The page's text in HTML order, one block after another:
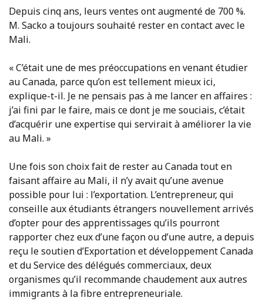
Depuis cinq ans, leurs ventes ont augmenté de 700 %.
M. Sacko a toujours souhaité rester en contact avec le
Mali.
« C’était une de mes préoccupations en venant étudier
au Canada, parce qu’on est tellement mieux ici,
explique-t-il. Je ne pensais pas à me lancer en affaires :
j’ai fini par le faire, mais ce dont je me souciais, c’était
d’acquérir une expertise qui servirait à améliorer la vie
au Mali. »
Une fois son choix fait de rester au Canada tout en
faisant affaire au Mali, il n’y avait qu’une avenue
possible pour lui : l’exportation. L’entrepreneur, qui
conseille aux étudiants étrangers nouvellement arrivés
d’opter pour des apprentissages qu’ils pourront
rapporter chez eux d’une façon ou d’une autre, a depuis
reçu le soutien d’Exportation et développement Canada
et du Service des délégués commerciaux, deux
organismes qu’il recommande chaudement aux autres
immigrants à la fibre entrepreneuriale.